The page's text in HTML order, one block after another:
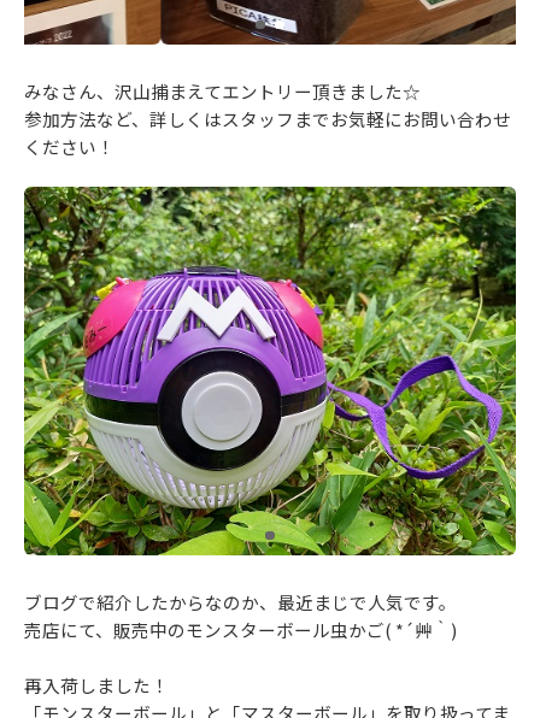
みなさん、沢山捕まえてエントリー頂きました☆
参加方法など、詳しくはスタッフまでお気軽にお問い合わせ
ください！
ブログで紹介したからなのか、最近まじで人気です。
売店にて、販売中のモンスターボール虫かご( *´艸｀)
再入荷しました！